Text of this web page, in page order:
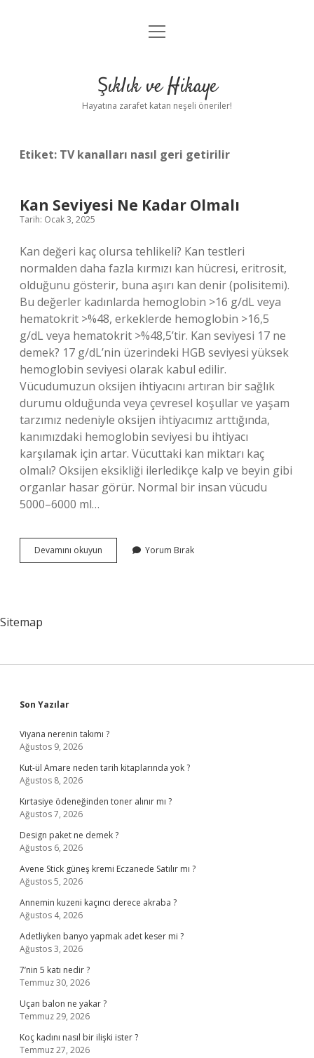
Anasayfa
Yasal Uyarı
menüyü
Şıklık ve Hikaye
Hayatına zarafet katan neşeli öneriler!
Etiket: TV kanalları nasıl geri getirilir
Kan Seviyesi Ne Kadar Olmalı
Tarih: Ocak 3, 2025
Kan değeri kaç olursa tehlikeli? Kan testleri
normalden daha fazla kırmızı kan hücresi, eritrosit,
olduğunu gösterir, buna aşırı kan denir (polisitemi).
Bu değerler kadınlarda hemoglobin >16 g/dL veya
hematokrit >%48, erkeklerde hemoglobin >16,5
g/dL veya hematokrit >%48,5’tir. Kan seviyesi 17 ne
demek? 17 g/dL’nin üzerindeki HGB seviyesi yüksek
hemoglobin seviyesi olarak kabul edilir.
Vücudumuzun oksijen ihtiyacını artıran bir sağlık
durumu olduğunda veya çevresel koşullar ve yaşam
tarzımız nedeniyle oksijen ihtiyacımız arttığında,
kanımızdaki hemoglobin seviyesi bu ihtiyacı
karşılamak için artar. Vücuttaki kan miktarı kaç
olmalı? Oksijen eksikliği ilerledikçe kalp ve beyin gibi
organlar hasar görür. Normal bir insan vücudu
5000–6000 ml…
Devamını okuyun
Seviyesi
Yorum Bırak
Sitemap
Sidebar
Son Yazılar
Viyana nerenin takımı ?
Ağustos 9, 2026
Kut-ül Amare neden tarih kitaplarında yok ?
Ağustos 8, 2026
Kırtasiye ödeneğinden toner alınır mı ?
Ağustos 7, 2026
Design paket ne demek ?
Ağustos 6, 2026
Avene Stick güneş kremi Eczanede Satılır mı ?
Ağustos 5, 2026
Annemin kuzeni kaçıncı derece akraba ?
Ağustos 4, 2026
Adetliyken banyo yapmak adet keser mi ?
Ağustos 3, 2026
7’nin 5 katı nedir ?
Temmuz 30, 2026
Uçan balon ne yakar ?
Temmuz 29, 2026
Koç kadını nasıl bir ilişki ister ?
Temmuz 27, 2026